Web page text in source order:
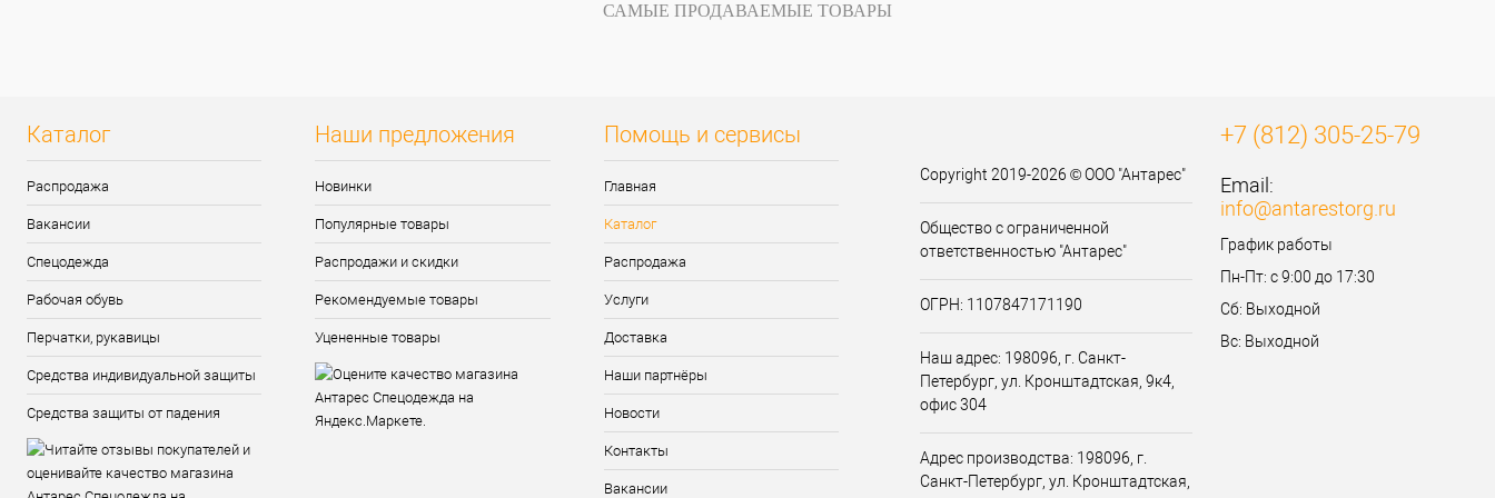
В избранное
В
САМЫЕ ПРОДАВАЕМЫЕ ТОВАРЫ
Каталог
Распродажа
Вакансии
Спецодежда
Рабочая обувь
Перчатки, рукавицы
Средства индивидуальной защиты
Средства защиты от падения
Наши предложения
Новинки
Популярные товары
Распродажи и скидки
Рекомендуемые товары
Уцененные товары
Помощь и сервисы
Главная
Каталог
Распродажа
Услуги
Доставка
Наши партнёры
Новости
Контакты
Вакансии
Copyright 2019-2026 © ООО "Антарес"
Общество с ограниченной
ответственностью "Антарес"
ОГРН: 1107847171190
Наш адрес: 198096, г. Санкт-
Петербург, ул. Кронштадтская, 9к4,
офис 304
Адрес производства: 198096, г.
Санкт-Петербург, ул. Кронштадтская,
+7 (812) 305-25-79
Email:
info@antarestorg.ru
График работы
Пн-Пт: с 9:00 до 17:30
Сб: Выходной
Вс: Выходной